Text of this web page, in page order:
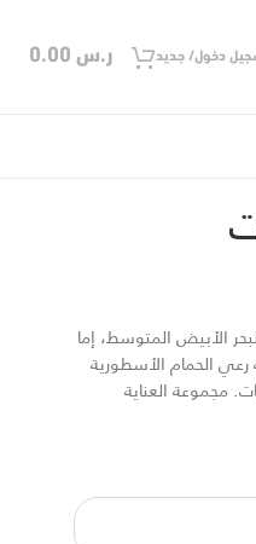
دخول/ جديد ر.س
الأبيض المتوسط، إما
رعي الحمام الأسطورية
مجموعة العناية